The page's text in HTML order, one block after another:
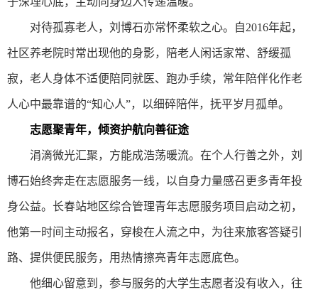
对待孤寡老人，刘博石亦常怀柔软之心。自2016年起，
社区养老院时常出现他的身影，陪老人闲话家常、舒缓孤
寂，老人身体不适便陪同就医、跑办手续，常年陪伴化作老
人心中最靠谱的“知心人”，以细碎陪伴，抚平岁月孤单。
志愿聚青年，倾资护航向善征途
涓滴微光汇聚，方能成浩荡暖流。在个人行善之外，刘
博石始终奔走在志愿服务一线，以自身力量感召更多青年投
身公益。长春站地区综合管理青年志愿服务项目启动之初，
他第一时间主动报名，穿梭在人流之中，为往来旅客答疑引
路、提供便民服务，用热情擦亮青年志愿底色。
他细心留意到，参与服务的大学生志愿者没有收入，往